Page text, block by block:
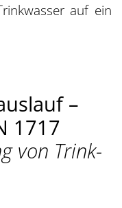
auf ein
–
1717
von Trink-